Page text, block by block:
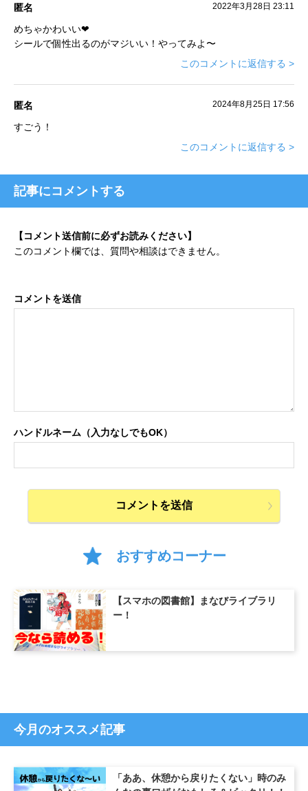
匿名 2022年3月28日 23:11
めちゃかわいい❤
シールで個性出るのがマジいい！やってみよ〜
このコメントに返信する >
匿名 2024年8月25日 17:56
すごう！
このコメントに返信する >
記事にコメントする
【コメント送信前に必ずお読みください】
このコメント欄では、質問や相談はできません。
コメントを送信
ハンドルネーム（入力なしでもOK）
おすすめコーナー
【スマホの図書館】まなびライブラリ
ー！
今月のオススメ記事
「ああ、休憩から戻りたくない」時のみ